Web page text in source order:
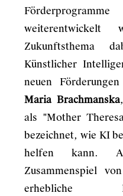
weiterentwickelt
Zukunftsthema
Künstlicher
neuen
Maria Brachmanska
als "Mother
bezeichnet, wie KI
helfen kann.
Zusammenspiel
erhebliche